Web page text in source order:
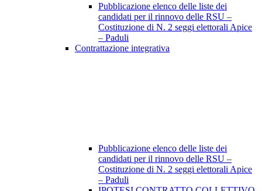
Pubblicazione elenco delle liste dei
candidati per il rinnovo delle RSU –
Costituzione di N. 2 seggi elettorali Apice
– Paduli
Contrattazione integrativa
Pubblicazione elenco delle liste dei
candidati per il rinnovo delle RSU –
Costituzione di N. 2 seggi elettorali Apice
– Paduli